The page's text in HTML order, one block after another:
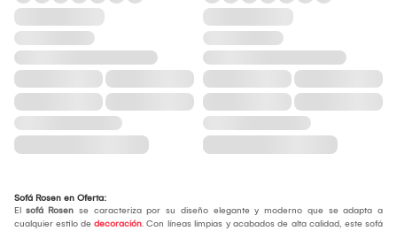
Sofá Rosen en Oferta:
El sofá Rosen se caracteriza por su diseño elegante y moderno que se adapta a
cualquier estilo de decoración. Con líneas limpias y acabados de alta calidad, este sofá